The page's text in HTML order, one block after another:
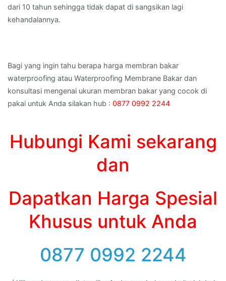
dari 10 tahun sehingga tidak dapat di sangsikan lagi
kehandalannya.
Bagi yang ingin tahu berapa harga membran bakar
waterproofing atau Waterproofing Membrane Bakar dan
konsultasi mengenai ukuran membran bakar yang cocok di
pakai untuk Anda silakan hub : 0877 0992 2244
Hubungi Kami sekarang
dan
Dapatkan Harga Spesial
Khusus untuk Anda
0877 0992 2244